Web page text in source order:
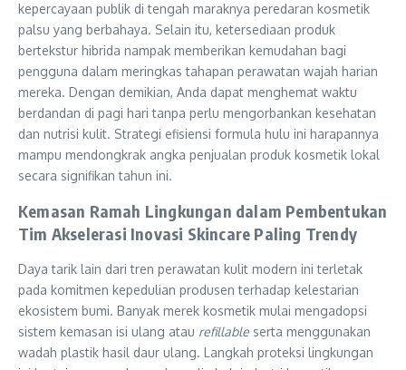
kepercayaan publik di tengah maraknya peredaran kosmetik
palsu yang berbahaya. Selain itu, ketersediaan produk
bertekstur hibrida nampak memberikan kemudahan bagi
pengguna dalam meringkas tahapan perawatan wajah harian
mereka. Dengan demikian, Anda dapat menghemat waktu
berdandan di pagi hari tanpa perlu mengorbankan kesehatan
dan nutrisi kulit. Strategi efisiensi formula hulu ini harapannya
mampu mendongkrak angka penjualan produk kosmetik lokal
secara signifikan tahun ini.
Kemasan Ramah Lingkungan dalam Pembentukan
Tim Akselerasi Inovasi Skincare Paling Trendy
Daya tarik lain dari tren perawatan kulit modern ini terletak
pada komitmen kepedulian produsen terhadap kelestarian
ekosistem bumi. Banyak merek kosmetik mulai mengadopsi
sistem kemasan isi ulang atau refillable serta menggunakan
wadah plastik hasil daur ulang. Langkah proteksi lingkungan